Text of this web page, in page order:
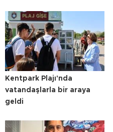
Kentpark Plajı'nda
vatandaşlarla bir araya
geldi